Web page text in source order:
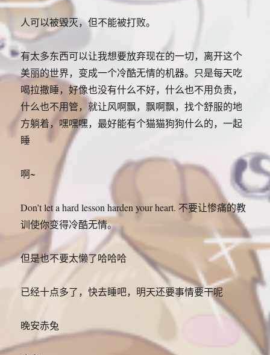
人可以被毁灭，但不能被打败。
有太多东西可以让我想要放弃现在的一切，离开这个
美丽的世界，变成一个冷酷无情的机器。只是每天吃
喝拉撒睡，好像也没有什么不好，什么也不用负责，
什么也不用管，就让风啊飘，飘啊飘，找个舒服的地
方躺着，嘿嘿嘿，最好能有个猫猫狗狗什么的，一起
睡
啊~
Don’t let a hard lesson harden your heart. 不要让惨痛的教
训使你变得冷酷无情。
但是也不要太懒了哈哈哈
已经十点多了，快去睡吧，明天还要事情要干呢
晚安赤兔